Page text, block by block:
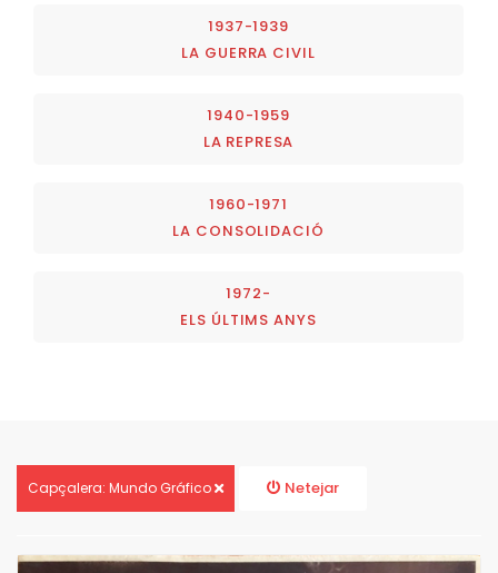
1937-1939
LA GUERRA CIVIL
1940-1959
LA REPRESA
1960-1971
LA CONSOLIDACIÓ
1972-
ELS ÚLTIMS ANYS
Capçalera: Mundo Gráfico Netejar